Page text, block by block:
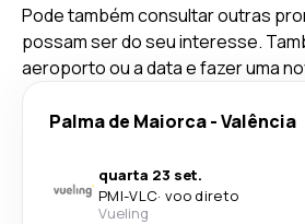
Pode também consultar outras
possam ser do seu interesse.
aeroporto ou a data e fazer uma
Palma de Maiorca-Valência
quarta 23 set.
PMI-VLC· voo direto
Vueling